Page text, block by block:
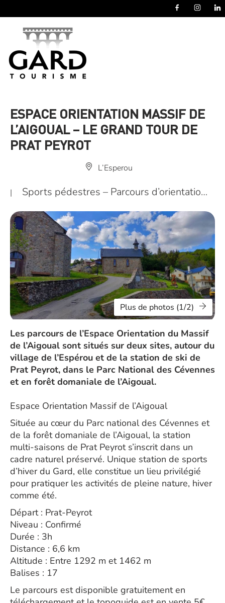
ESPACE ORIENTATION MASSIF DE
L’AIGOUAL – LE GRAND TOUR DE
PRAT PEYROT
L’Esperou
| Sports pédestres – Parcours d’orientatio…
Plus de photos (1/2)
Les parcours de l’Espace Orientation du Massif
de l’Aigoual sont situés sur deux sites, autour du
village de l’Espérou et de la station de ski de
Prat Peyrot, dans le Parc National des Cévennes
et en forêt domaniale de l’Aigoual.
Espace Orientation Massif de l’Aigoual
Située au cœur du Parc national des Cévennes et
de la forêt domaniale de l’Aigoual, la station
multi-saisons de Prat Peyrot s’inscrit dans un
cadre naturel préservé. Unique station de sports
d’hiver du Gard, elle constitue un lieu privilégié
pour pratiquer les activités de pleine nature, hiver
comme été.
Départ : Prat-Peyrot
Niveau : Confirmé
Durée : 3h
Distance : 6,6 km
Altitude : Entre 1292 m et 1462 m
Balises : 17
Le parcours est disponible gratuitement en